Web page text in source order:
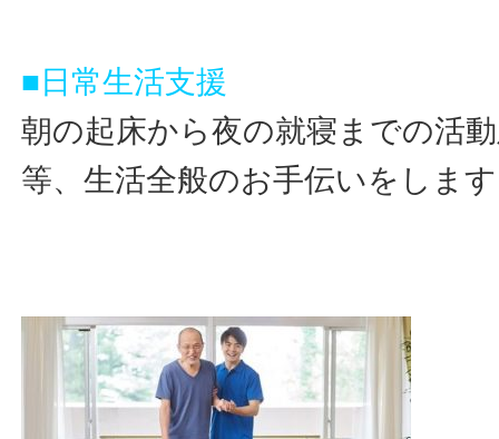
■日常生活支援
朝の起床から夜の就寝までの活
等、生活全般のお手伝いをしま